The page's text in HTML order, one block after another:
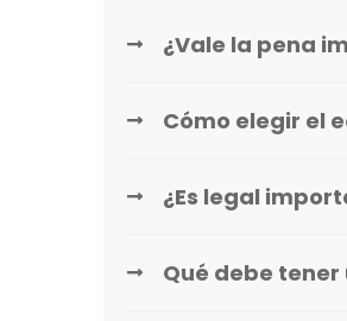
¿Vale la pena
Cómo elegir el
¿Es legal
Qué debe